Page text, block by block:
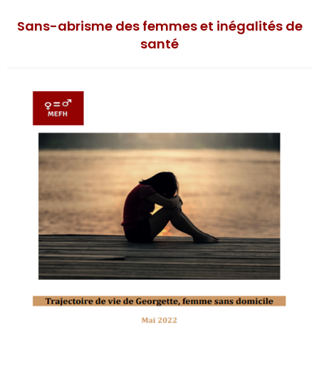
Sans-abrisme des femmes et inégalités de
santé